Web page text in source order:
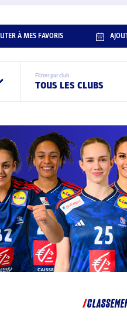
À MES FAVORIS
Filtrer par club
TOUS LES CLUBS